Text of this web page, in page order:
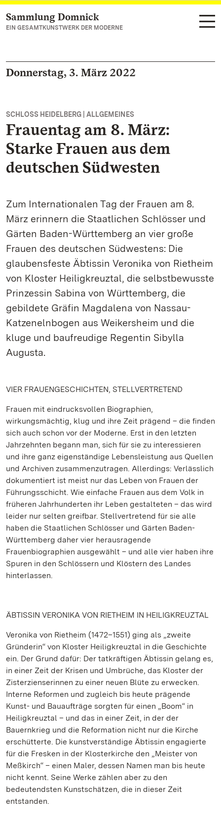
Zum Hauptinhalt springen
Sammlung Domnick
EIN GESAMTKUNSTWERK DER MODERNE
Donnerstag, 3. März 2022
SCHLOSS HEIDELBERG | ALLGEMEINES
Frauentag am 8. März:
Starke Frauen aus dem
deutschen Südwesten
Zum Internationalen Tag der Frauen am 8.
März erinnern die Staatlichen Schlösser und
Gärten Baden-Württemberg an vier große
Frauen des deutschen Südwestens: Die
glaubensfeste Äbtissin Veronika von Rietheim
von Kloster Heiligkreuztal, die selbstbewusste
Prinzessin Sabina von Württemberg, die
gebildete Gräfin Magdalena von Nassau-
Katzenelnbogen aus Weikersheim und die
kluge und baufreudige Regentin Sibylla
Augusta.
VIER FRAUENGESCHICHTEN, STELLVERTRETEND
Frauen mit eindrucksvollen Biographien,
wirkungsmächtig, klug und ihre Zeit prägend – die finden
sich auch schon vor der Moderne. Erst in den letzten
Jahrzehnten begann man, sich für sie zu interessieren
und ihre ganz eigenständige Lebensleistung aus Quellen
und Archiven zusammenzutragen. Allerdings: Verlässlich
dokumentiert ist meist nur das Leben von Frauen der
Führungsschicht. Wie einfache Frauen aus dem Volk in
früheren Jahrhunderten ihr Leben gestalteten – das wird
leider nur selten greifbar. Stellvertretend für sie alle
haben die Staatlichen Schlösser und Gärten Baden-
Württemberg daher vier herausragende
Frauenbiographien ausgewählt – und alle vier haben ihre
Spuren in den Schlössern und Klöstern des Landes
hinterlassen.
ÄBTISSIN VERONIKA VON RIETHEIM IN HEILIGKREUZTAL
Veronika von Rietheim (1472–1551) ging als „zweite
Gründerin“ von Kloster Heiligkreuztal in die Geschichte
ein. Der Grund dafür: Der tatkräftigen Äbtissin gelang es,
in einer Zeit der Krisen und Umbrüche, das Kloster der
Zisterzienserinnen zu einer neuen Blüte zu erwecken.
Interne Reformen und zugleich bis heute prägende
Kunst- und Bauaufträge sorgten für einen „Boom“ in
Heiligkreuztal – und das in einer Zeit, in der der
Bauernkrieg und die Reformation nicht nur die Kirche
erschütterte. Die kunstverständige Äbtissin engagierte
für die Fresken in der Klosterkirche den „Meister von
Meßkirch“ – einen Maler, dessen Namen man bis heute
nicht kennt. Seine Werke zählen aber zu den
bedeutendsten Kunstschätzen, die in dieser Zeit
entstanden.